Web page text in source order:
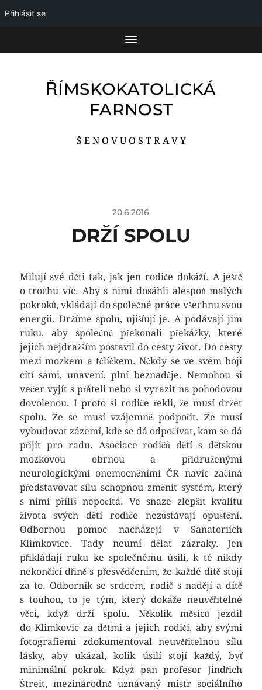
Přihlásit se
ŘÍMSKOKATOLICKÁ
FARNOST
Š E N O V U O S T R A V Y
20.6.2016
DRŽÍ SPOLU
Milují své děti tak, jak jen rodiče dokáží. A ještě
o trochu víc. Aby s nimi dosáhli alespoň malých
pokroků, vkládají do společné práce všechnu svou
energii. Držíme spolu, ujišťují je. A podávají jim
ruku, aby společně překonali překážky, které
jejich nejdražším postavil do cesty život. Do cesty
mezi mozkem a tělíčkem. Někdy se ve svém boji
cítí sami, unavení, plní beznaděje. Nemohou si
večer vyjít s přáteli nebo si vyrazit na pohodovou
dovolenou. I proto si rodiče řekli, že musí držet
spolu. Že se musí vzájemně podpořit. Že musí
vybudovat zázemí, kde se dá odpočívat, kam se dá
přijít pro radu. Asociace rodičů dětí s dětskou
mozkovou obrnou a přidruženými
neurologickými onemocněními ČR navíc začíná
představovat sílu schopnou změnit systém, který
s nimi příliš nepočítá. Ve snaze zlepšit kvalitu
života svých dětí rodiče nezůstávají opuštění.
Odbornou pomoc nacházejí v Sanatoriích
Klimkovice. Tady neumí dělat zázraky. Jen
přikládají ruku ke společnému úsilí, k té nikdy
nekončící dřině s přesvědčením, že každé dítě stojí
za to. Odborník se srdcem, rodič s nadějí a dítě
s touhou, to je tým, který dokáže neuvěřitelné
věci, když drží spolu. Několik měsíců jezdil
do Klimkovic za dětmi a jejich rodiči, aby svými
fotografiemi zdokumentoval neuvěřitelnou sílu
lásky, aby ukázal, kolik úsilí stojí každý, byť
minimální pokrok. Když pan profesor Jindřich
Štreit, mezinárodně uznávaný mistr sociálního